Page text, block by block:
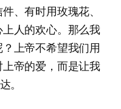
、有时用玫瑰花、
人的欢心。那么我
上帝不希望我们用
帝的爱，而是让我
。